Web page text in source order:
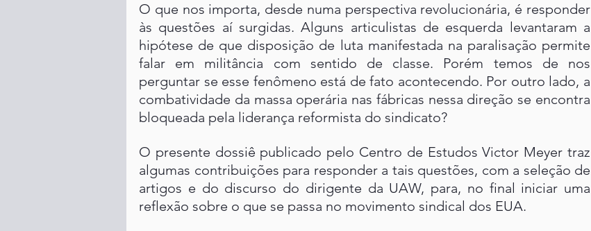
O que nos importa, desde numa perspectiva revolucionária, é responder
às questões aí surgidas. Alguns articulistas de esquerda levantaram a
hipótese de que disposição de luta manifestada na paralisação permite
falar em militância com sentido de classe. Porém temos de nos
perguntar se esse fenômeno está de fato acontecendo. Por outro lado, a
combatividade da massa operária nas fábricas nessa direção se encontra
bloqueada pela liderança reformista do sindicato?
O presente dossiê publicado pelo Centro de Estudos Victor Meyer traz
algumas contribuições para responder a tais questões, com a seleção de
artigos e do discurso do dirigente da UAW, para, no final iniciar uma
reflexão sobre o que se passa no movimento sindical dos EUA.